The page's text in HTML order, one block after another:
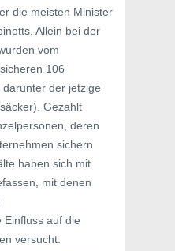
die meisten Minister
Allein bei der
vom
106
der jetzige
Gezahlt
deren
sichern
haben sich mit
mit denen
Einfluss auf die
versucht.